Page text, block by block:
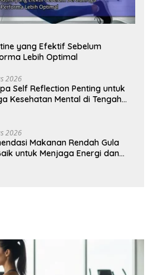
yang Efektif Sebelum
Lebih Optimal
2026
Self Reflection Penting untuk
Kesehatan Mental di Tengah
2026
Makanan Rendah Gula
untuk Menjaga Energi dan